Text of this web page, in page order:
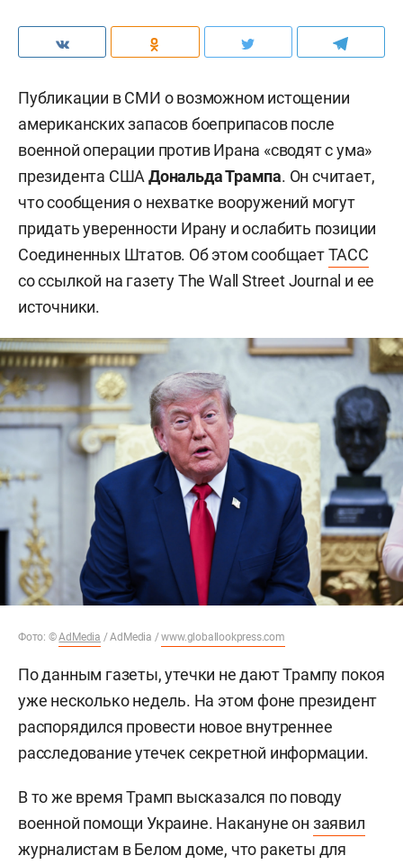
Публикации в СМИ о возможном истощении
американских запасов боеприпасов после
военной операции против Ирана «сводят с ума»
президента СШАДональда Трампа. Он считает,
что сообщения о нехватке вооружений могут
придать уверенности Ирану и ослабить позиции
Соединенных Штатов. Об этом сообщаетТАСС
со ссылкой на газету The Wall Street Journal и ее
источники.
Фото: ©AdMedia / AdMedia /www.globallookpress.com
По данным газеты, утечки не дают Трампу покоя
уже несколько недель. На этом фоне президент
распорядился провести новое внутреннее
расследование утечек секретной информации.
В то же время Трамп высказался по поводу
военной помощи Украине. Накануне он заявил
журналистам в Белом доме, что ракеты для